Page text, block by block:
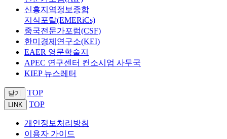
신흥지역정보종합
지식포탈(EMERiCs)
중국전문가포럼(CSF)
한미경제연구소(KEI)
EAER 영문학술지
APEC 연구센터 컨소시엄 사무국
KIEP 뉴스레터
닫기 TOP
LINK TOP
개인정보처리방침
이용자 가이드